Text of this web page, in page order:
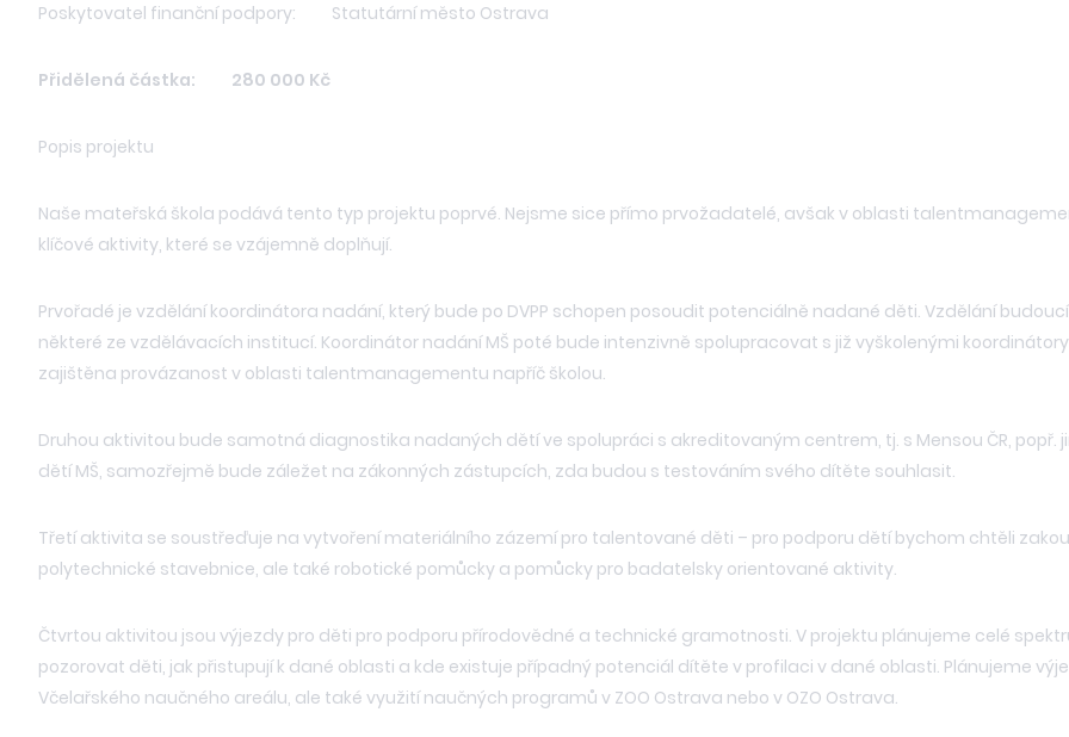
Poskytovatel finanční podpory: Statutární město Ostrava
Přidělená částka: 280 000 Kč
Popis projektu
Naše mateřská škola podává tento typ projektu poprvé. Nejsme sice přímo prvožadatelé, avšak v oblasti
klíčové aktivity, které se vzájemně doplňují.
Prvořadé je vzdělání koordinátora nadání, který bude po DVPP schopen posoudit potenciálně nadané děti. Vzdělání
některé ze vzdělávacích institucí. Koordinátor nadání MŠ poté bude intenzivně spolupracovat s již vyškolenými
zajištěna provázanost v oblasti talentmanagementu napříč školou.
Druhou aktivitou bude samotná diagnostika nadaných dětí ve spolupráci s akreditovaným centrem, tj. s Mensou ČR, popř.
dětí MŠ, samozřejmě bude záležet na zákonných zástupcích, zda budou s testováním svého dítěte souhlasit.
Třetí aktivita se soustřeďuje na vytvoření materiálního zázemí pro talentované děti – pro podporu dětí bychom chtěli
polytechnické stavebnice, ale také robotické pomůcky a pomůcky pro badatelsky orientované aktivity.
Čtvrtou aktivitou jsou výjezdy pro děti pro podporu přírodovědné a technické gramotnosti. V projektu plánujeme celé
pozorovat děti, jak přistupují k dané oblasti a kde existuje případný potenciál dítěte v profilaci v dané oblasti. Plánujeme
Včelařského naučného areálu, ale také využití naučných programů v ZOO Ostrava nebo v OZO Ostrava.